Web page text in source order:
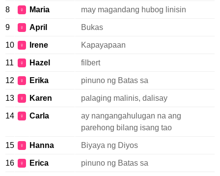
8 ♀ Maria may magandang hubog linisin
9 ♀ April Bukas
10 ♀ Irene Kapayapaan
11 ♀ Hazel filbert
12 ♀ Erika pinuno ng Batas sa
13 ♀ Karen palaging malinis, dalisay
14 ♀ Carla
ay nangangahulugan na ang
parehong bilang isang tao
15 ♀ Hanna Biyaya ng Diyos
16 ♀ Erica pinuno ng Batas sa